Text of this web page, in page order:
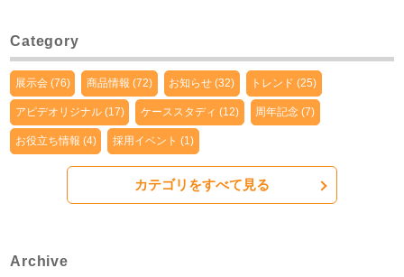
Category
展示会 (76) 商品情報 (72) お知らせ (32) トレンド (25)
アピデオリジナル (17) ケーススタディ (12) 周年記念 (7)
お役立ち情報 (4) 採用イベント (1)
カテゴリをすべて見る
Archive